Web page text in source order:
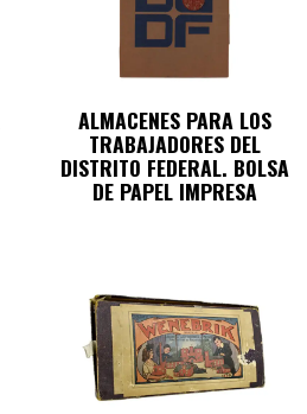
ALMACENES PARA LOS
TRABAJADORES DEL
DISTRITO FEDERAL. BOLSA
DE PAPEL IMPRESA